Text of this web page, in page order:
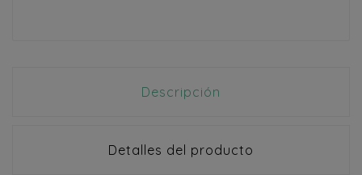
Descripción
Detalles del producto